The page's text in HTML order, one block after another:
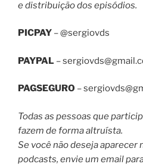
e distribuição dos episódios.
PICPAY – @sergiovds
PAYPAL –
PAGSEGURO –
Todas as pessoas que
fazem de forma altruísta.
Se você não deseja aparecer
podcasts, envie um email